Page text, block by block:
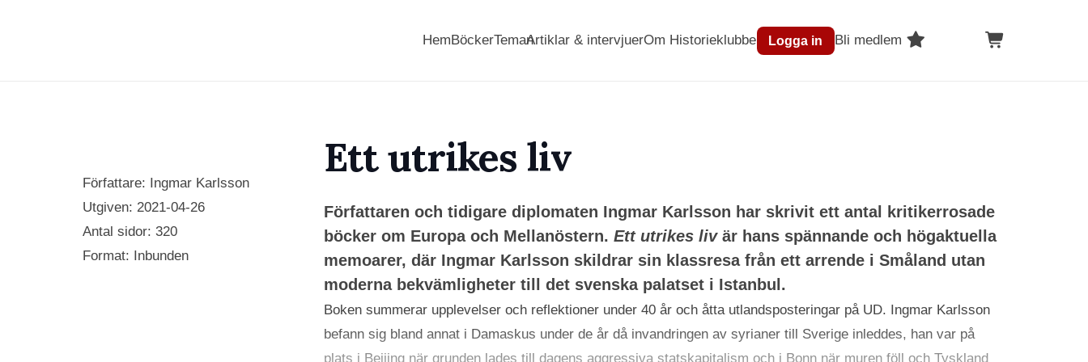
HemBöckerTemanArtiklar & intervjuerOm Historieklubben Logga in Bli medlem
Författare: Ingmar Karlsson
Utgiven: 2021-04-26
Antal sidor: 320
Format: Inbunden
Ett utrikes liv
Författaren och tidigare diplomaten Ingmar Karlsson har skrivit ett antal kritikerrosade
böcker om Europa och Mellanöstern. Ett utrikes livär hans spännande och högaktuella
memoarer, där Ingmar Karlsson skildrar sin klassresa från ett arrende i Småland utan
moderna bekvämligheter till det svenska palatset i Istanbul.
Boken summerar upplevelser och reflektioner under 40 år och åtta utlandsposteringar på UD. Ingmar Karlsson
befann sig bland annat i Damaskus under de år då invandringen av syrianer till Sverige inleddes, han var på
plats i Beijing när grunden lades till dagens aggressiva statskapitalism och i Bonn när muren föll och Tyskland